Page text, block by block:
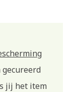
jij het item